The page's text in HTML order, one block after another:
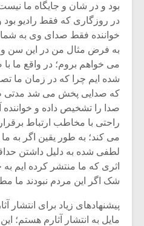
بود و در شان و جایگاه ما
در روزگاری که فقط رادیو
خواننده فقط صدای وی به
به فرض مثال من در این سن و
می خواهم بروم؛ در واقع ما
شده ایم چرا که در زمان ما
که صدایی پخش می شد مدتی
صدا را تشخیص داده و خواننده
راحتی با مخاطب ارتباط
می کند؛ به طور یقین اگر به
لطفی شده به دلیل داشتن
اثری که ما منتشر کرده ایم
شک اگر این مردم نبودند ما
پیشنهادهای زیاد برای انتشار
مایل به انتشار آثارم هستم؛